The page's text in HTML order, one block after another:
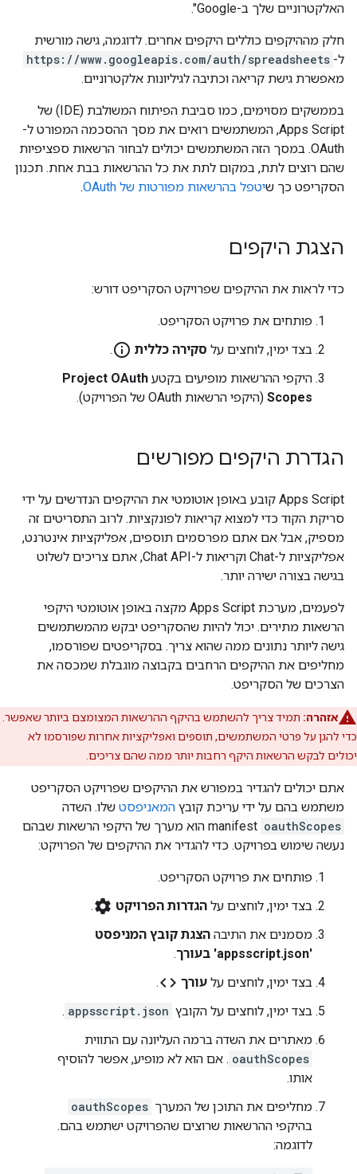
האלקטרוניים שלך ב-Google".
חלק מההיקפים כוללים היקפים אחרים. לדוגמה, גישה מורשית
ל- https://www.googleapis.com/auth/spreadsheets
מאפשרת גישת קריאה וכתיבה לגיליונות אלקטרוניים.
בממשקים מסוימים, כמו סביבת הפיתוח המשולבת (IDE) של
Apps Script, המשתמשים רואים את מסך ההסכמה המפורט ל-
OAuth. במסך הזה המשתמשים יכולים לבחור הרשאות ספציפיות
שהם רוצים לתת, במקום לתת את כל ההרשאות בבת אחת. תכנון
הסקריפט כך שיטפל בהרשאות מפורטות של OAuth .
הצגת היקפים
כדי לראות את ההיקפים שפרויקט הסקריפט דורש:
פותחים את פרויקט הסקריפט.
בצד ימין, לוחצים על סקירה כללית info_outline
.
היקפי ההרשאות מופיעים בקטע Project OAuth
Scopes (היקפי הרשאות OAuth של הפרויקט).
הגדרת היקפים מפורשים
‫Apps Script קובע באופן אוטומטי את ההיקפים הנדרשים על ידי
סריקת הקוד כדי למצוא קריאות לפונקציות. לרוב התסריטים זה
מספיק, אבל אם אתם מפרסמים תוספים, אפליקציות אינטרנט,
אפליקציות ל-Chat וקריאות ל-Chat API, אתם צריכים לשלוט
בגישה בצורה ישירה יותר.
לפעמים, מערכת Apps Script מקצה באופן אוטומטי היקפי
הרשאות מתירים. יכול להיות שהסקריפט יבקש מהמשתמשים
גישה ליותר נתונים ממה שהוא צריך. בסקריפטים שפורסמו,
מחליפים את ההיקפים הרחבים בקבוצה מוגבלת שמכסה את
הצרכים של הסקריפט.
אזהרה: תמיד צריך להשתמש בהיקף ההרשאות המצומצם ביותר שאפשר.
כדי להגן על פרטי המשתמשים, תוספים ואפליקציות אחרות שפורסמו לא
יכולים לבקש הרשאות היקף רחבות יותר ממה שהם צריכים.
אתם יכולים להגדיר במפורש את ההיקפים שפרויקט הסקריפט
משתמש בהם על ידי עריכת קובץ המאניפסט שלו. השדה
oauthScopes
manifest הוא מערך של היקפי הרשאות שבהם
נעשה שימוש בפרויקט. כדי להגדיר את ההיקפים של הפרויקט:
פותחים את פרויקט הסקריפט.
בצד ימין, לוחצים על הגדרות הפרויקט settings
.
מסמנים את התיבה הצגת קובץ המניפסט
'appsscript.json' בעורך
.
בצד ימין, לוחצים על עורך code
.
בצד ימין, לוחצים על הקובץ appsscript.json
.
מאתרים את השדה ברמה העליונה עם התווית
oauthScopes . אם הוא לא מופיע, אפשר להוסיף
אותו.
מחליפים את התוכן של המערך oauthScopes
בהיקפי ההרשאות שרוצים שהפרויקט ישתמש בהם.
לדוגמה: